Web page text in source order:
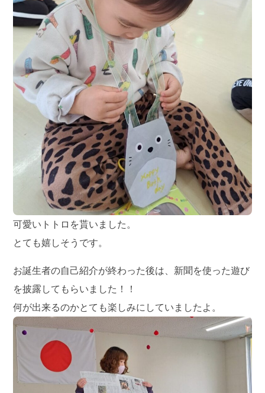
可愛いトトロを貰いました。
とても嬉しそうです。
お誕生者の自己紹介が終わった後は、新聞を使った遊び
を披露してもらいました！！
何が出来るのかとても楽しみにしていましたよ。